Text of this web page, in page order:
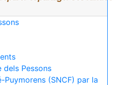
dels Pessons
(SNCF) par la